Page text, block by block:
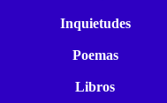
Inquietudes
Poemas
Libros